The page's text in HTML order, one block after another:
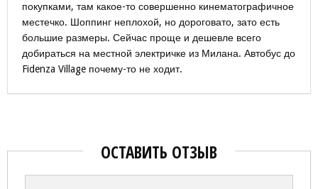
покупками, там какое-то совершенно кинематографичное
местечко. Шоппинг неплохой, но дороговато, зато есть
большие размеры. Сейчас проще и дешевле всего
добираться на местной электричке из Милана. Автобус до
Fidenza Village почему-то не ходит.
ОСТАВИТЬ ОТЗЫВ